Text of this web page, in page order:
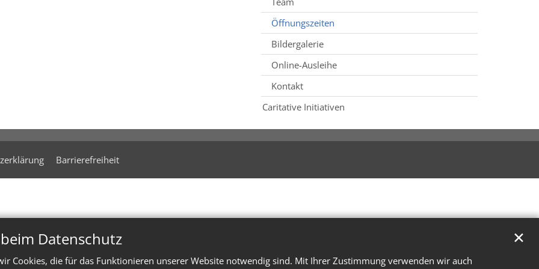
Datenschutz
Cookies, die für das Funktionieren unserer Website notwendig sind. Mit Ihrer Zustimmung verwenden wir auch
✕
Öffnungszeiten
Bildergalerie
Online-Ausleihe
Kontakt
Caritative Initiativen
Barrierefreiheit